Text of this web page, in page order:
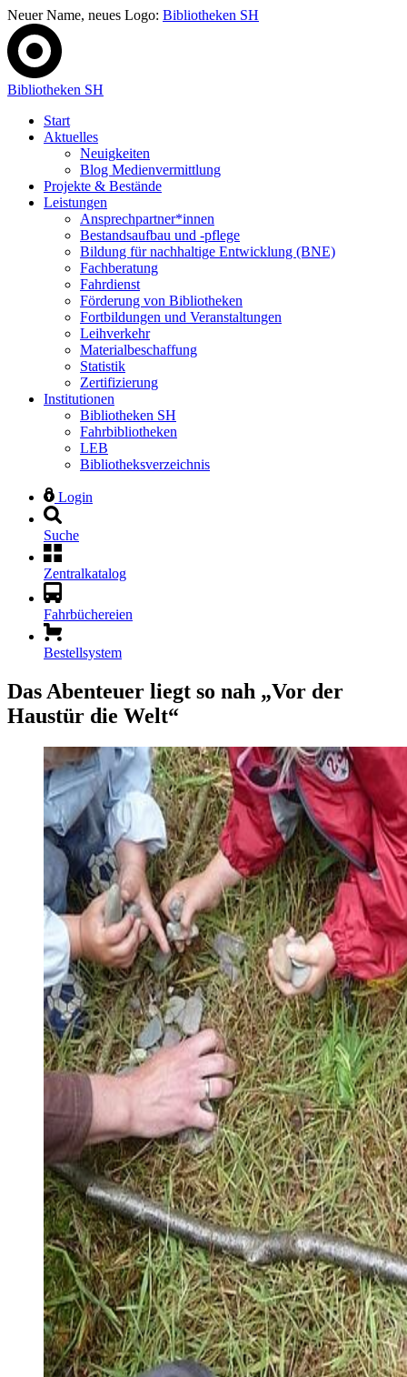
Neuer Name, neues Logo: Bibliotheken SH
Bibliotheken SH
Start
Aktuelles
Neuigkeiten
Blog Medienvermittlung
Projekte & Bestände
Leistungen
Ansprechpartner*innen
Bestandsaufbau und -pflege
Bildung für nachhaltige Entwicklung (BNE)
Fachberatung
Fahrdienst
Förderung von Bibliotheken
Fortbildungen und Veranstaltungen
Leihverkehr
Materialbeschaffung
Statistik
Zertifizierung
Institutionen
Bibliotheken SH
Fahrbibliotheken
LEB
Bibliotheksverzeichnis
Login
Suche
Zentralkatalog
Fahrbüchereien
Bestellsystem
Das Abenteuer liegt so nah „Vor der
Haustür die Welt“